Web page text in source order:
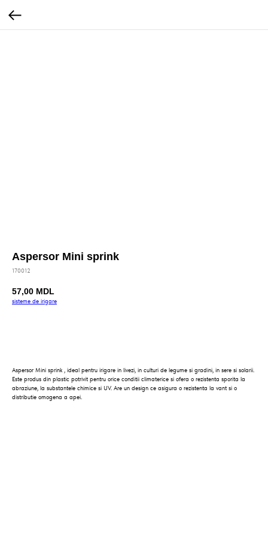
Aspersor Mini sprink
170012
57,00 MDL
sisteme_de_irigare
Aspersor Mini sprink , ideal pentru irigare in livezi, in culturi de legume si gradini, in sere si solarii.
Este produs din plastic potrivit pentru orice conditii climaterice si ofera o rezistenta sporita la
abraziune, la substantele chimice si UV. Are un design ce asigura o rezistenta la vant si o
distributie omogena a apei.